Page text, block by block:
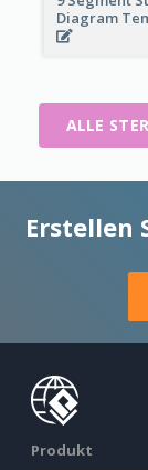
Diagram
ALLE
Erstellen
Produkt